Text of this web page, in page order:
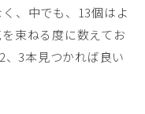
、中でも、13個はよ
束ねる度に数えてお
、3本見つかれば良い